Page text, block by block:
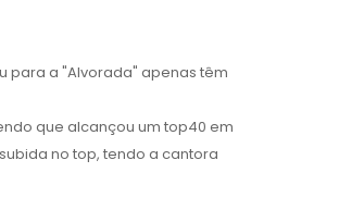
para a "Alvorada" apenas têm
que alcançou um top40 em
no top, tendo a cantora